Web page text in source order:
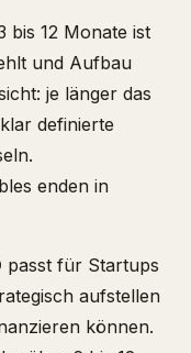
bis 12 Monate ist
und Aufbau
je länger das
definierte
enden in
passt für Startups
aufstellen
können.